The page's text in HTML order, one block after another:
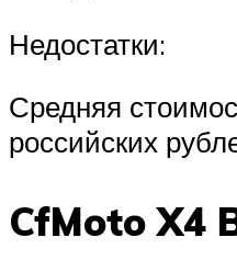
Недостатки:
Средняя
российских
CfMoto X4